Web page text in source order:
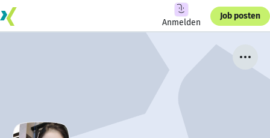
Anmelden
Job posten